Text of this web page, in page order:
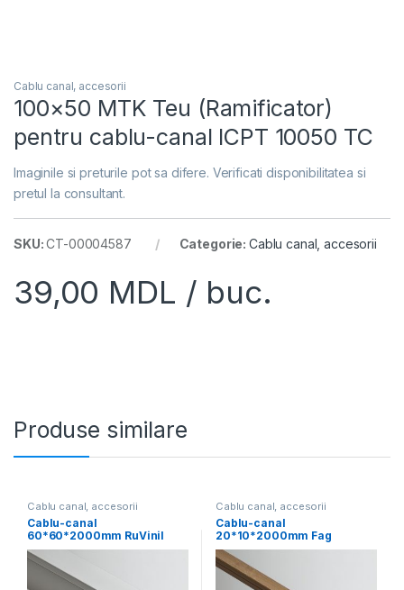
Cablu canal, accesorii
100×50 MTK Teu (Ramificator)
pentru cablu-canal ICPT 10050 TC
Imaginile si preturile pot sa difere. Verificati disponibilitatea si
pretul la consultant.
SKU:CT-00004587 Categorie: Cablu canal, accesorii
39,00 MDL / buc.
Produse similare
Cablu canal, accesorii
Cablu-canal
60*60*2000mm RuVinil
(32m)
Cablu canal, accesorii
Cablu-canal
20*10*2000mm Fag
deschis RuVinil (150m)